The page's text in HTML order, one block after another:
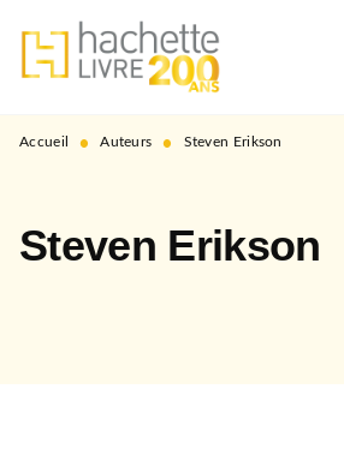
MENU RECHERCHE
PIED DE PAGE
Accueil • Auteurs • Steven Erikson
Steven Erikson